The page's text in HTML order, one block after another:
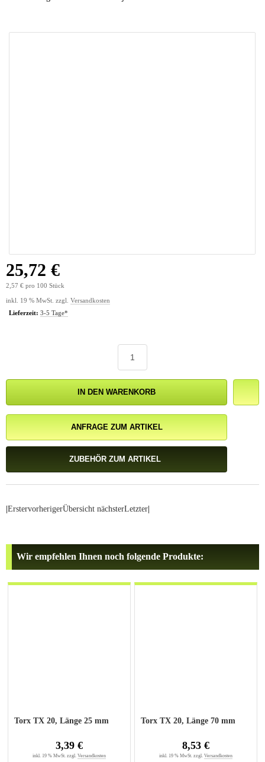
25,72 €
2,57 € pro 100 Stück
inkl. 19 % MwSt. zzgl. Versandkosten
Lieferzeit: 3-5 Tage*
IN DEN WARENKORB
ANFRAGE ZUM ARTIKEL
ZUBEHÖR ZUM ARTIKEL
|ErstervorherigerÜbersicht nächsterLetzter|
Wir empfehlen Ihnen noch folgende Produkte:
Torx TX 20, Länge 25 mm
3,39 €
inkl. 19 % MwSt. zzgl. Versandkosten
Torx TX 20, Länge 70 mm
8,53 €
inkl. 19 % MwSt. zzgl. Versandkosten